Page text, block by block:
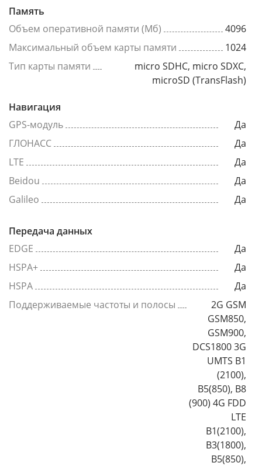
Память
Объем оперативной памяти (Мб)
4096
Максимальный объем карты памяти
1024
Тип карты памяти
micro SDHC, micro SDXC,
microSD (TransFlash)
Навигация
GPS-модуль
Да
ГЛОНАСС
Да
LTE
Да
Beidou
Да
Galileo
Да
Передача данных
EDGE
Да
HSPA+
Да
HSPA
Да
Поддерживаемые частоты и полосы
2G GSM
GSM850,
GSM900,
DCS1800 3G
UMTS B1
(2100),
B5(850), B8
(900) 4G FDD
LTE
B1(2100),
B3(1800),
B5(850),